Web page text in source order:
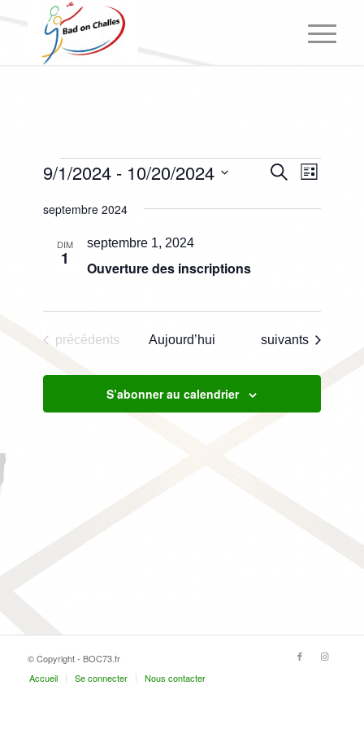
Évènements Recherche
de
vues
Liste
9/1/2024 - 10/20/2024
une
date.
septembre 2024
DIM
1 Ouverture des inscriptions
septembre 1, 2024
Évènements
précédents Aujourd’hui Évènements
suivants
S’abonner au calendrier
© Copyright - BOC73.fr
Accueil
Se connecter Nous contacter